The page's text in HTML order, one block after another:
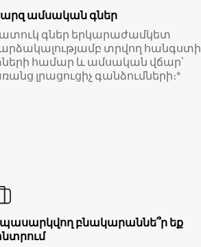
ամսական գներ
գներ երկարաժամկետ
տրվող հանգստի
համար և ամսական վճար՝
լրացուցիչ գանձումների։*
բնակարաննե՞ր եք